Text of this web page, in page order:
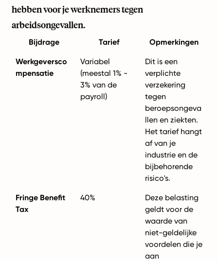
hebben voor je werknemers tegen
arbeidsongevallen.
Bijdrage Tarief Opmerkingen
Werkgeversco
mpensatie
Variabel
(meestal 1% -
3% van de
payroll)
Dit is een
verplichte
verzekering
tegen
beroepsongeva
llen en ziekten.
Het tarief hangt
af van je
industrie en de
bijbehorende
risico's.
Fringe Benefit
Tax
40%
Deze belasting
geldt voor de
waarde van
niet-geldelijke
voordelen die je
aan